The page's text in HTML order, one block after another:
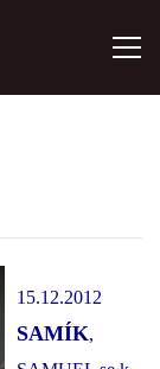
15.12.2012
SAMÍK,